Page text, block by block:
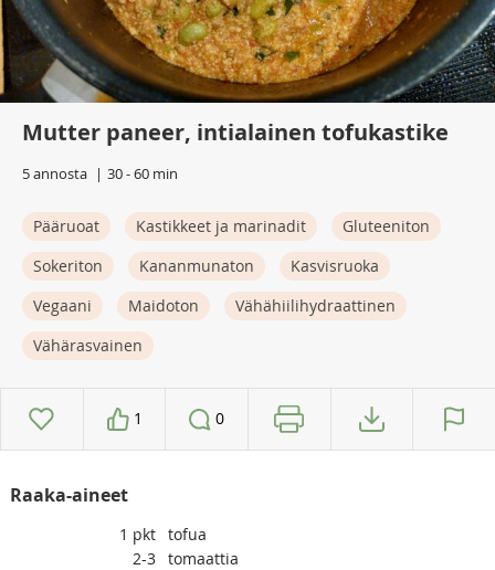
Mutter paneer, intialainen tofukastike
5 annosta 30 - 60 min
Pääruoat Kastikkeet ja marinadit
Gluteeniton
Sokeriton
Kananmunaton
Kasvisruoka
Vegaani
Maidoton
Vähähiilihydraattinen
Vähärasvainen
1 0
Raaka-aineet
1 pkt tofua
2-3 tomaattia